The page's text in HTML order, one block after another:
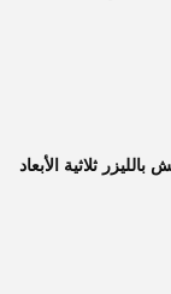
بالليزر ثلاثية الأبعاد